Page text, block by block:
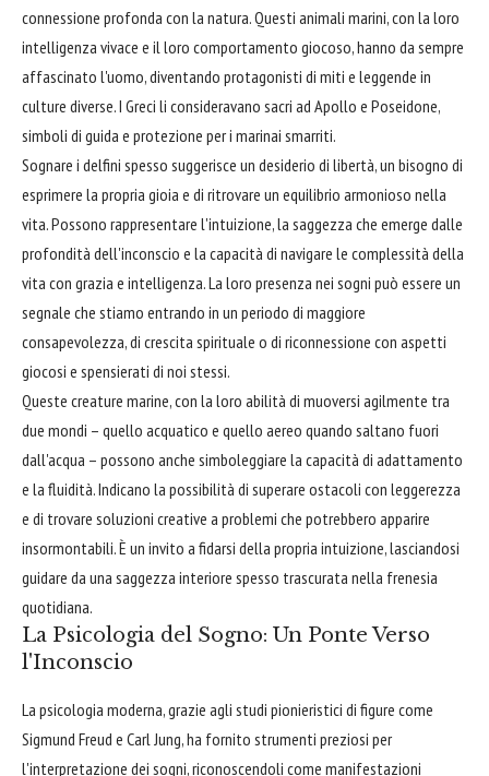
connessione profonda con la natura. Questi animali marini, con la loro
intelligenza vivace e il loro comportamento giocoso, hanno da sempre
affascinato l'uomo, diventando protagonisti di miti e leggende in
culture diverse. I Greci li consideravano sacri ad Apollo e Poseidone,
simboli di guida e protezione per i marinai smarriti.
Sognare i delfini spesso suggerisce un desiderio di libertà, un bisogno di
esprimere la propria gioia e di ritrovare un equilibrio armonioso nella
vita. Possono rappresentare l'intuizione, la saggezza che emerge dalle
profondità dell'inconscio e la capacità di navigare le complessità della
vita con grazia e intelligenza. La loro presenza nei sogni può essere un
segnale che stiamo entrando in un periodo di maggiore
consapevolezza, di crescita spirituale o di riconnessione con aspetti
giocosi e spensierati di noi stessi.
Queste creature marine, con la loro abilità di muoversi agilmente tra
due mondi – quello acquatico e quello aereo quando saltano fuori
dall'acqua – possono anche simboleggiare la capacità di adattamento
e la fluidità. Indicano la possibilità di superare ostacoli con leggerezza
e di trovare soluzioni creative a problemi che potrebbero apparire
insormontabili. È un invito a fidarsi della propria intuizione, lasciandosi
guidare da una saggezza interiore spesso trascurata nella frenesia
quotidiana.
La Psicologia del Sogno: Un Ponte Verso
l'Inconscio
La psicologia moderna, grazie agli studi pionieristici di figure come
Sigmund Freud e Carl Jung, ha fornito strumenti preziosi per
l'interpretazione dei sogni, riconoscendoli come manifestazioni